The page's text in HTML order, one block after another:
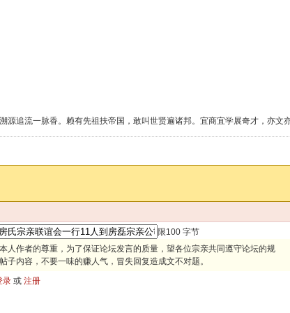
源追流一脉香。赖有先祖扶帝国，敢叫世贤遍诸邦。宜商宜学展奇才，亦文
限100 字节
人作者的尊重，为了保证论坛发言的质量，望各位宗亲共同遵守论坛的规
子内容，不要一味的赚人气，冒失回复造成文不对题。
录 或 注册